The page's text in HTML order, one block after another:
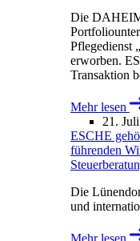
Die
Pflegedienst
erworben.
Transaktion
Mehr lesen
21.
ESCHE
führenden
Die
und
Mehr lesen